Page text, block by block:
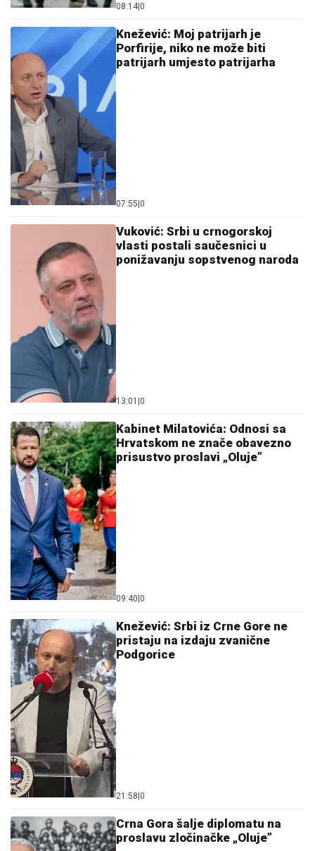
08:14|0
Knežević: Moj patrijarh je
Porfirije, niko ne može biti
patrijarh umjesto patrijarha
07:55|0
Vuković: Srbi u crnogorskoj
vlasti postali saučesnici u
ponižavanju sopstvenog naroda
13:01 |0
Kabinet Milatovića: Odnosi sa
Hrvatskom ne znače obavezno
prisustvo proslavi „Oluje”
09:40|0
Knežević: Srbi iz Crne Gore ne
pristaju na izdaju zvanične
Podgorice
21:58|0
Crna Gora šalje diplomatu na
proslavu zločinačke „Oluje”